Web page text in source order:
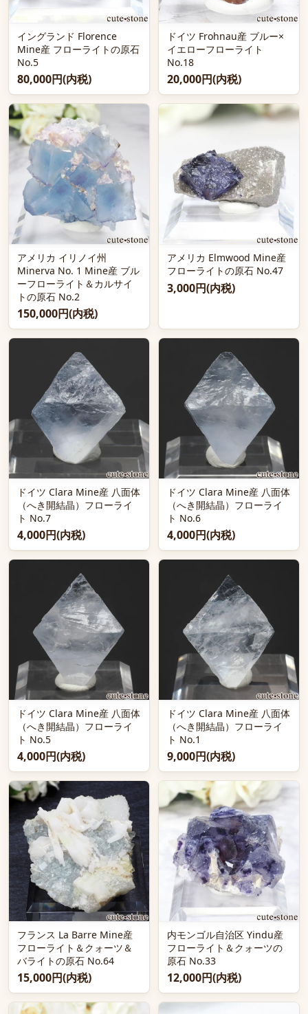
イングランド Florence
Mine産 フローライトの原石
No.5
80,000円(内税)
ドイツ Frohnau産 ブルー×
イエローフローライト
No.18
20,000円(内税)
アメリカ イリノイ州
Minerva No. 1 Mine産 ブル
ーフローライト＆カルサイ
トの原石 No.2
150,000円(内税)
アメリカ Elmwood Mine産
フローライトの原石 No.47
3,000円(内税)
ドイツ Clara Mine産 八面体
（へき開結晶）フローライ
ト No.7
4,000円(内税)
ドイツ Clara Mine産 八面体
（へき開結晶）フローライ
ト No.6
4,000円(内税)
ドイツ Clara Mine産 八面体
（へき開結晶）フローライ
ト No.5
4,000円(内税)
ドイツ Clara Mine産 八面体
（へき開結晶）フローライ
ト No.1
9,000円(内税)
フランス La Barre Mine産
フローライト＆クォーツ＆
バライトの原石 No.64
15,000円(内税)
内モンゴル自治区 Yindu産
フローライト＆クォーツの
原石 No.33
12,000円(内税)